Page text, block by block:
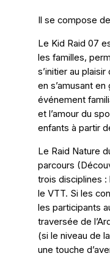
Il se compose
Le Kid Raid 07
les familles,
s’initier au
en s’amusant
événement
et l’amour du
enfants à partir
Le Raid Nature
parcours
trois disciplines :
le VTT. Si les
les participants
traversée de
(si le niveau de
une touche